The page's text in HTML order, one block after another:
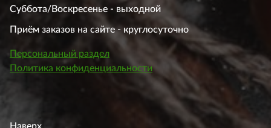
Суббота/Воскресенье - выходной
Приём заказов на сайте - круглосуточно
Персональный раздел
Политика конфиденциальности
Наверх